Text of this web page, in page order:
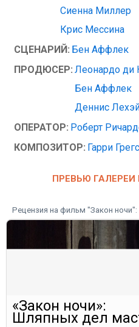
Сиенна Миллер
Крис Мессина
СЦЕНАРИЙ: Бен Аффлек
ПРОДЮСЕР: Леонардо ди
Бен Аффлек
Деннис
ОПЕРАТОР: Роберт
КОМПОЗИТОР: Гарри
ПРЕВЬЮ
Рецензия на фильм "Закон ночи":
«Закон ночи»:
Шляпных дел